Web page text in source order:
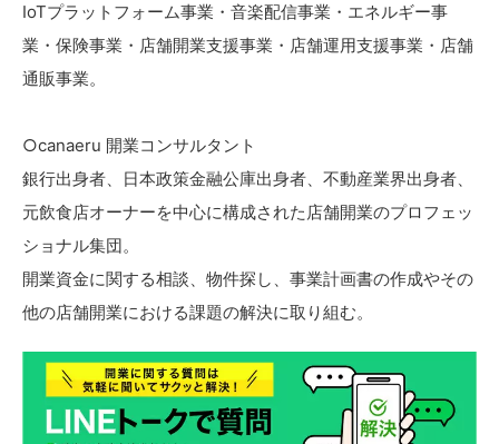
IoTプラットフォーム事業・音楽配信事業・エネルギー事
業・保険事業・店舗開業支援事業・店舗運用支援事業・店舗
通販事業。
○canaeru 開業コンサルタント
銀行出身者、日本政策金融公庫出身者、不動産業界出身者、
元飲食店オーナーを中心に構成された店舗開業のプロフェッ
ショナル集団。
開業資金に関する相談、物件探し、事業計画書の作成やその
他の店舗開業における課題の解決に取り組む。